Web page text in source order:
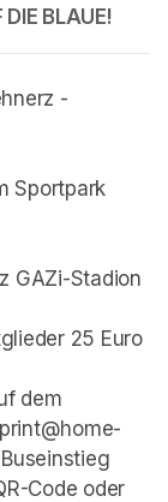
BLAUE!
-
Sportpark
GAZi-Stadion
25 Euro
dem
Code oder